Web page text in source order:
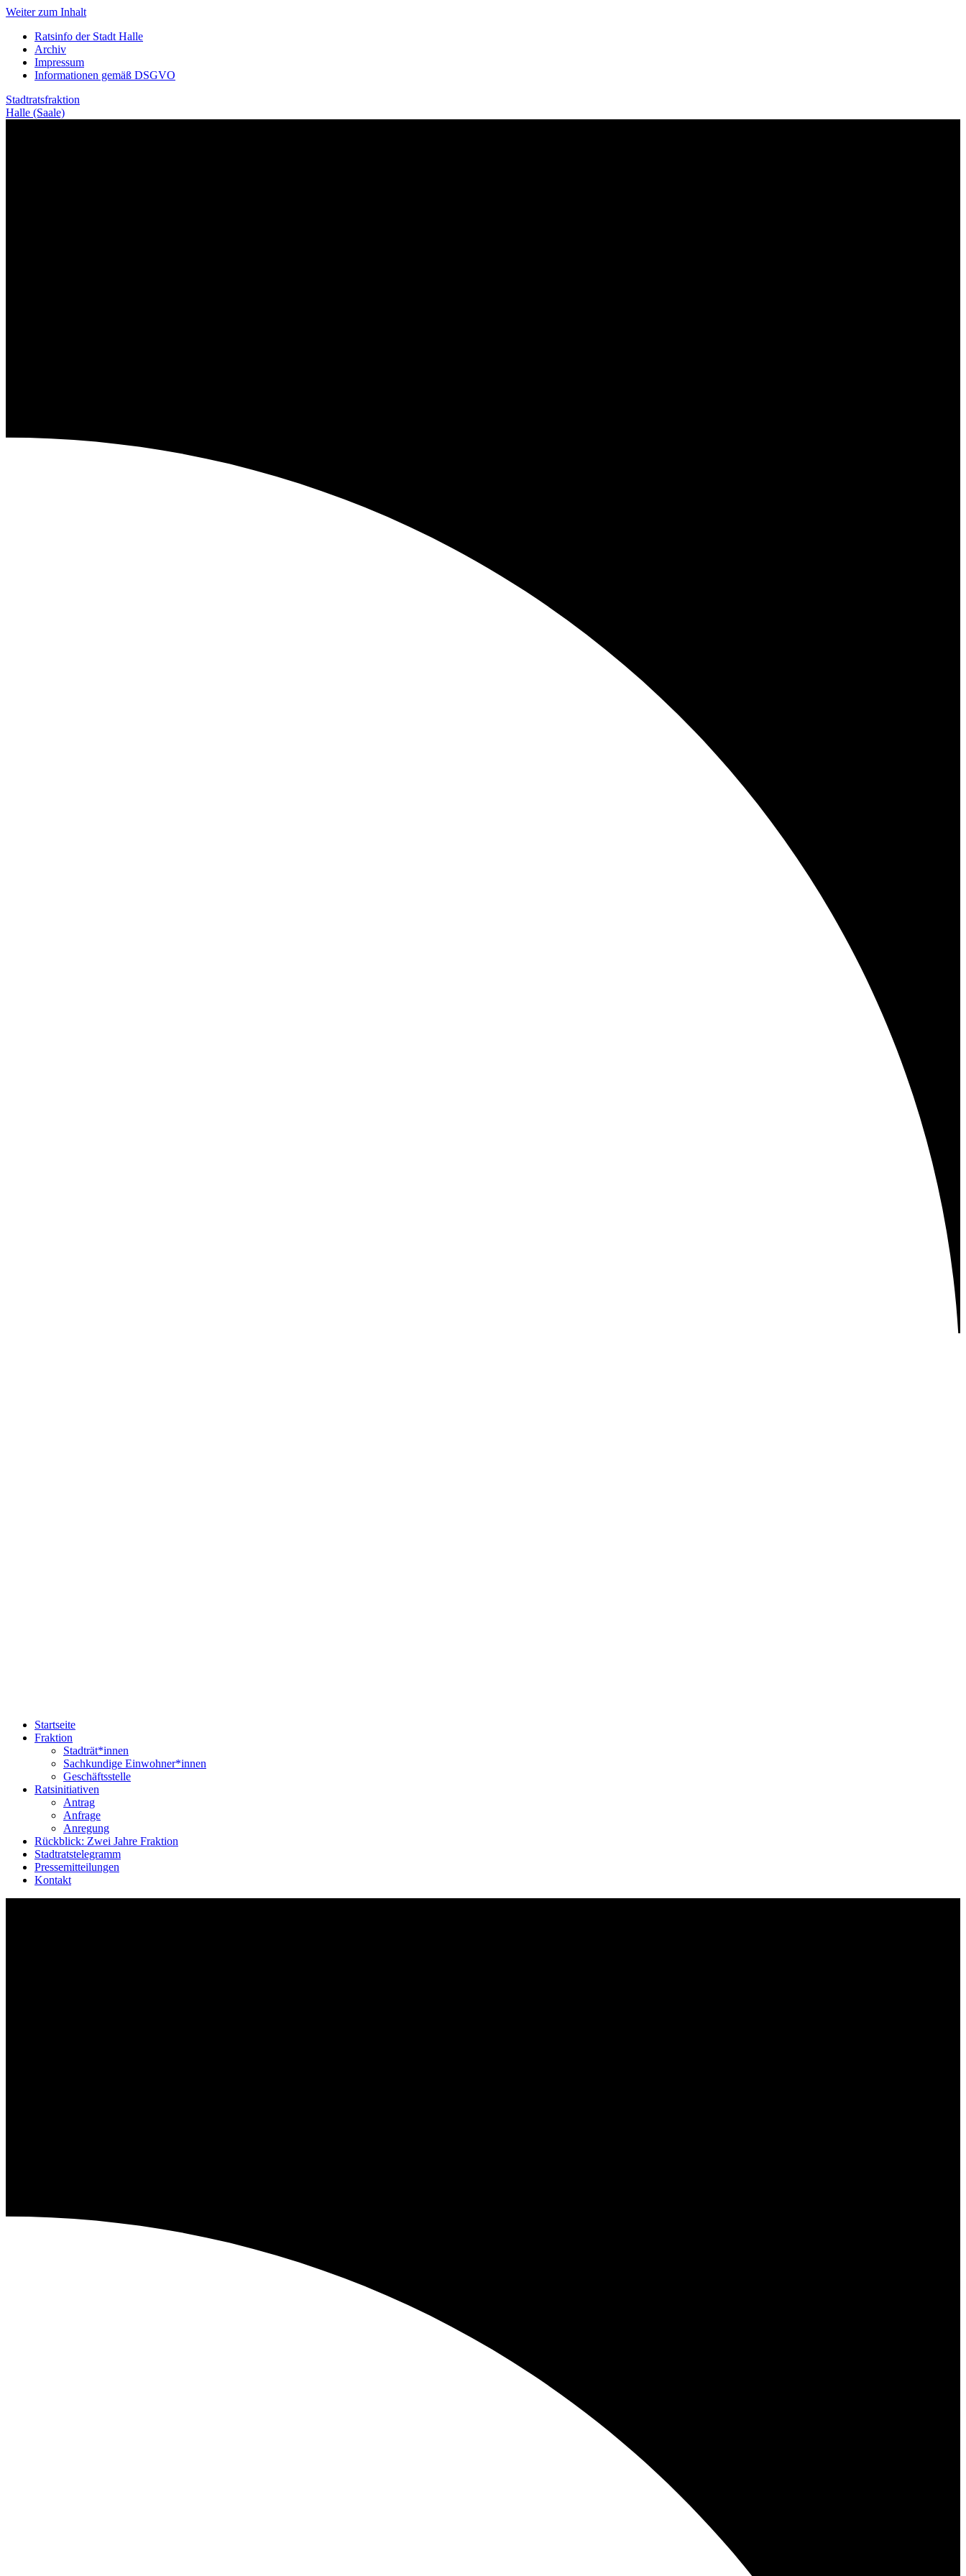
Weiter zum Inhalt
Ratsinfo der Stadt Halle
Archiv
Impressum
Informationen gemäß DSGVO
Stadtratsfraktion
Halle (Saale)
Startseite
Fraktion
Stadträt*innen
Sachkundige Einwohner*innen
Geschäftsstelle
Ratsinitiativen
Antrag
Anfrage
Anregung
Rückblick: Zwei Jahre Fraktion
Stadtratstelegramm
Pressemitteilungen
Kontakt